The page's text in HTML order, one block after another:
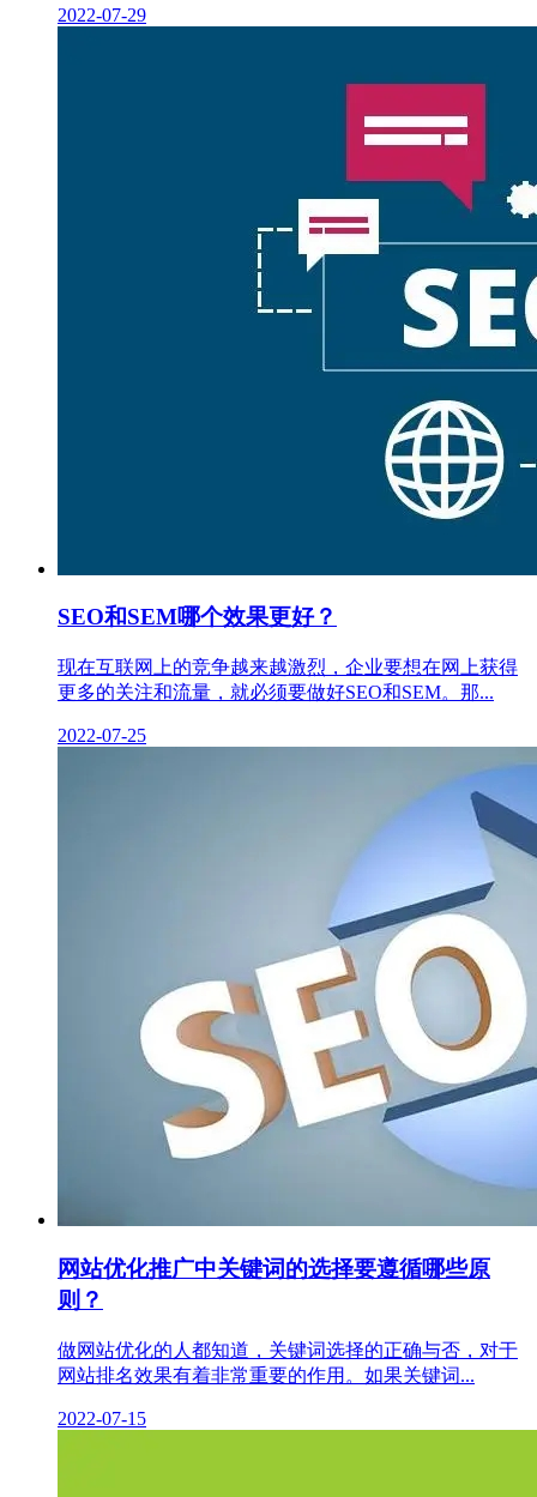
2022-07-29
SEO和SEM哪个效果更好？
现在互联网上的竞争越来越激烈，企业要想在网上获得
更多的关注和流量，就必须要做好SEO和SEM。那...
2022-07-25
网站优化推广中关键词的选择要遵循哪些原
则？
做网站优化的人都知道，关键词选择的正确与否，对于
网站排名效果有着非常重要的作用。如果关键词...
2022-07-15